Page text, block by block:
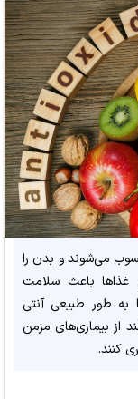
می‌شوند و بدن را
غذاها باعث سلامت
به طور طبیعی آنتی
از بیماری‌های مزمن